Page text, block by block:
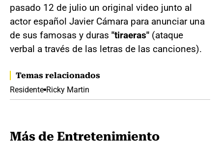
pasado 12 de julio un original video junto al
actor español Javier Cámara para anunciar una
de sus famosas y duras "tiraeras" (ataque
verbal a través de las letras de las canciones).
Temas relacionados
Residente Ricky Martin
Más de Entretenimiento